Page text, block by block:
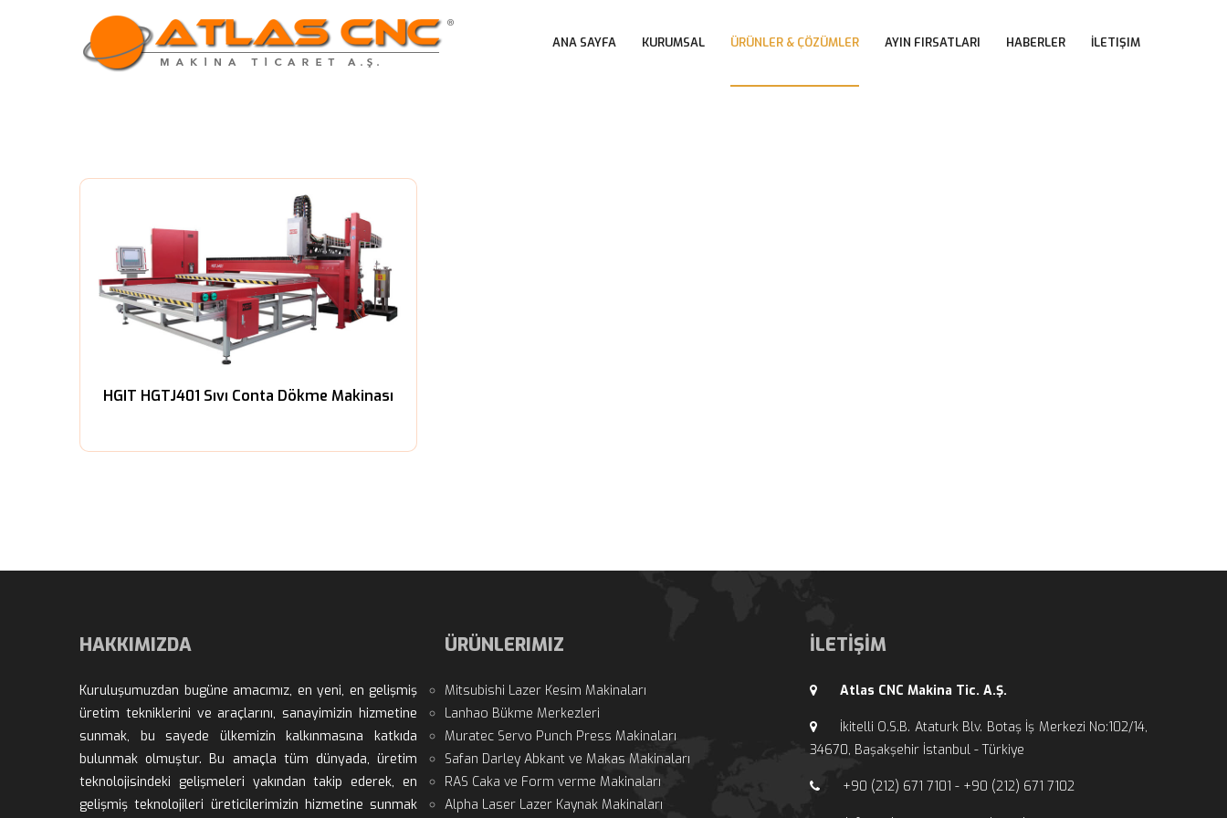
ANA SAYFA KURUMSAL ÜRÜNLER & ÇÖZÜMLER AYIN FIRSATLARI HABERLER İLETIŞIM
HGIT HGTJ401 Sıvı Conta Dökme Makinası
HAKKIMIZDA
Kuruluşumuzdan bugüne amacımız, en yeni, en gelişmiş
üretim tekniklerini ve araçlarını, sanayimizin hizmetine
unmak, bu sayede ülkemizin kalkınmasına katkıda
bulunmak olmuştur. Bu amaçla tüm dünyada, üretim
teknolojisindeki gelişmeleri yakından takip ederek, en
gelişmiş teknolojileri üreticilerimizin hizmetine sunmak
ÜRÜNLERIMIZ
Mitsubishi Lazer Kesim Makinaları
Lanhao Bükme Merkezleri
Muratec Servo Punch Press Makinaları
Safan Darley Abkant ve Makas Makinaları
RAS Caka ve Form verme Makinaları
Alpha Laser Lazer Kaynak Makinaları
İLETİŞİM
Atlas CNC Makina Tic. A.Ş.
İkitelli O.S.B. Ataturk Blv. Botaş İş Merkezi No:102/14,
34670, Başakşehir İstanbul - Türkiye
+90 (212) 671 7101 - +90 (212) 671 7102